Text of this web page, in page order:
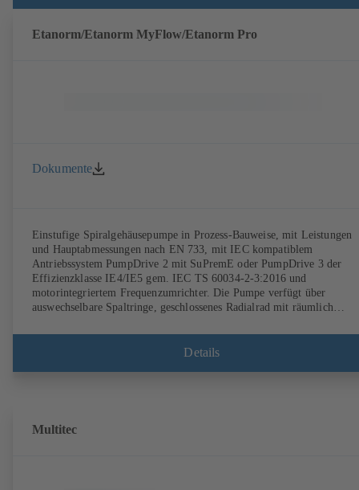
Etanorm/Etanorm MyFlow/Etanorm Pro
Dokumente
Einstufige Spiralgehäusepumpe in Prozess-Bauweise, mit Leistungen
und Hauptabmessungen nach EN 733, mit IEC kompatiblem
Antriebssystem PumpDrive 2 mit SuPremE oder PumpDrive 3 der
Effizienzklasse IE4/IE5 gem. IEC TS 60034-2-3:2016 und
motorintegriertem Frequenzumrichter. Die Pumpe verfügt über
auswechselbare Spaltringe, geschlossenes Radialrad mit räumlich
EN 12756, Welle im Bereich der Wellendichtung mit auswechselbarer
Wellenschutzhülse. Die Prozessbauweise ermöglicht eine Demontage
Effizienzanforderungen der ErP Richtlinien weit voraus.
Details
Multitec